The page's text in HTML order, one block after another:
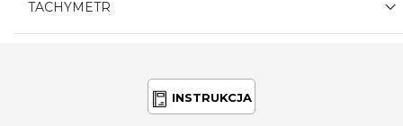
TACHYMETR
INSTRUKCJA